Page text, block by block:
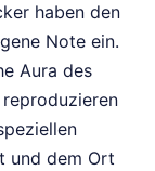
haben den
Note ein.
Aura des
und dem Ort